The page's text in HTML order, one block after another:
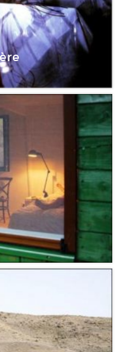
photographie
photographie